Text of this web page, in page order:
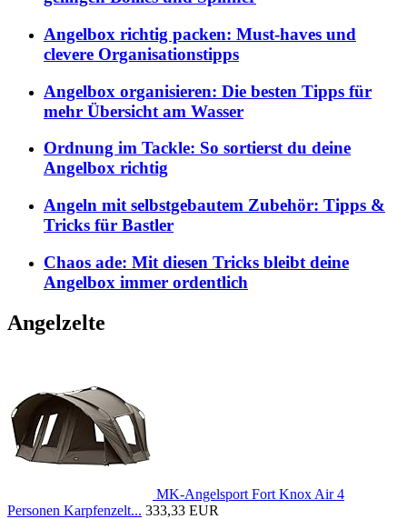
Angelbox richtig packen: Must-haves und
clevere Organisationstipps
Angelbox organisieren: Die besten Tipps für
mehr Übersicht am Wasser
Ordnung im Tackle: So sortierst du deine
Angelbox richtig
Angeln mit selbstgebautem Zubehör: Tipps &
Tricks für Bastler
Chaos ade: Mit diesen Tricks bleibt deine
Angelbox immer ordentlich
Angelzelte
MK-Angelsport Fort Knox Air 4
Personen Karpfenzelt... 333,33 EUR